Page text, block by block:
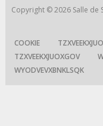
Copyright © 2026 Salle de
COOKIE
TZXVEEKXJUOXGOV
WYODVEVXBNKLSQK